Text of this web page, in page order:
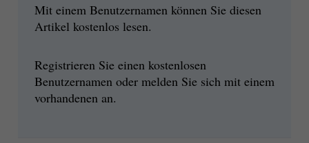
Mit einem Benutzernamen können Sie diesen
Artikel kostenlos lesen.
Registrieren Sie einen kostenlosen
Benutzernamen oder melden Sie sich mit einem
vorhandenen an.